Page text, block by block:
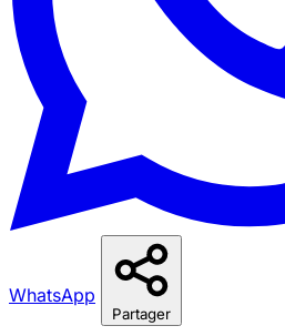
WhatsApp
Partager